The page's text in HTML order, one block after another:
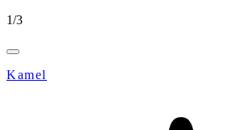
1/3
Kamel